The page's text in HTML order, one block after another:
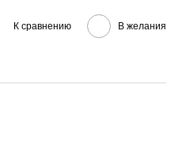
К сравнению В желания